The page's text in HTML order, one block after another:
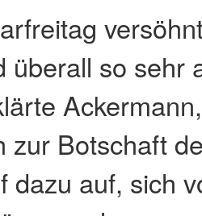
überall so sehr
zur Botschaft
dazu auf, sich